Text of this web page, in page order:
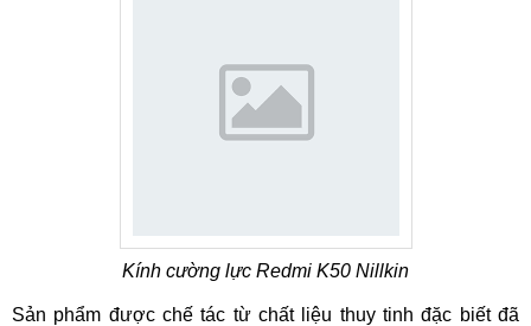
Kính cường lực Redmi K50 Nillkin
Sản phẩm được chế tác từ chất liệu thuy tinh đặc biết đã